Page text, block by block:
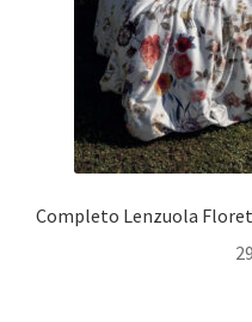
Completo Lenzuola